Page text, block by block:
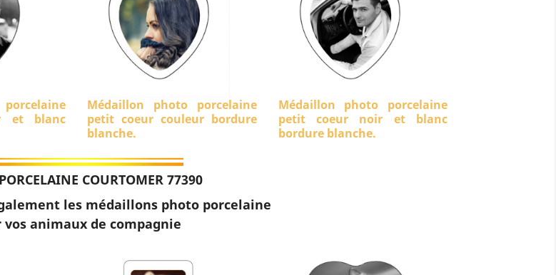
et blanc
Médaillon photo porcelaine
petit coeur couleur bordure
blanche.
Médaillon photo porcelaine
petit coeur noir et blanc
bordure blanche.
COURTOMER 77390
les médaillons photo porcelaine
vos animaux de compagnie